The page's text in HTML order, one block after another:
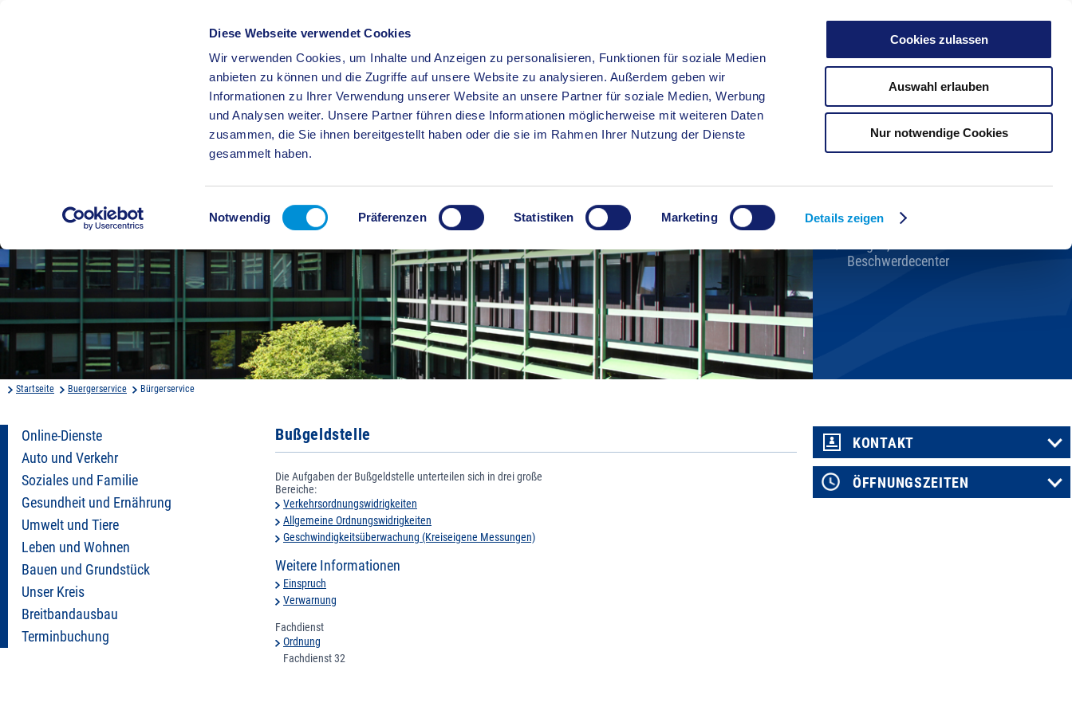
Diese Webseite verwendet Cookies
Wir verwenden Cookies, um Inhalte und Anzeigen zu personalisieren, Funktionen für soziale Medien
anbieten zu können und die Zugriffe auf unsere Website zu analysieren. Außerdem geben wir
Informationen zu Ihrer Verwendung unserer Website an unsere Partner für soziale Medien, Werbung
und Analysen weiter. Unsere Partner führen diese Informationen möglicherweise mit weiteren Daten
zusammen, die Sie ihnen bereitgestellt haben oder die sie im Rahmen Ihrer Nutzung der Dienste
gesammelt haben.
Einwilligungsauswahl
Notwendig Präferenzen Statistiken Marketing Details zeigen
Cookies zulassen
Auswahl erlauben
Nur notwendige Cookies
BÜRGERSERVICE KREISHAUS WIRTSCHAFT BILDUNG
Kreisverwaltung A-Z
Karriere beim Kreis
Beschwerdecenter
Startseite Buergerservice Bürgerservice
Online-Dienste
Auto und Verkehr
Soziales und Familie
Gesundheit und Ernährung
Umwelt und Tiere
Leben und Wohnen
Bauen und Grundstück
Unser Kreis
Breitbandausbau
Terminbuchung
Bußgeldstelle
Die Aufgaben der Bußgeldstelle unterteilen sich in drei große
Bereiche:
Verkehrsordnungswidrigkeiten
Allgemeine Ordnungswidrigkeiten
Geschwindigkeitsüberwachung (Kreiseigene Messungen)
Weitere Informationen
Einspruch
Verwarnung
Fachdienst
Ordnung
Fachdienst 32
KONTAKT
ÖFFNUNGSZEITEN